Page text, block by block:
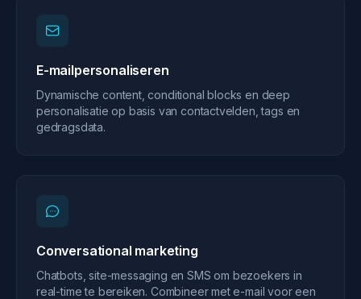
E-mailpersonaliseren
Dynamische content, conditional blocks en deep
personalisatie op basis van contactvelden, tags en
gedragsdata.
Conversational marketing
Chatbots, site-messaging en SMS om bezoekers in
real-time te bereiken. Combineer met e-mail voor een